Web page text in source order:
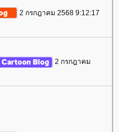
2 กรกฎาคม 2568 9:12:17
2 กรกฎาคม